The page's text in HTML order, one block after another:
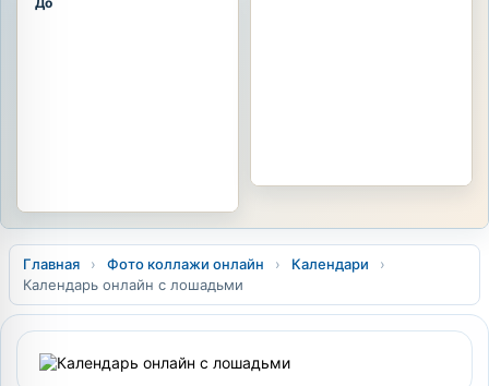
Главная › Фото коллажи онлайн › Календари
›
Календарь онлайн с лошадьми